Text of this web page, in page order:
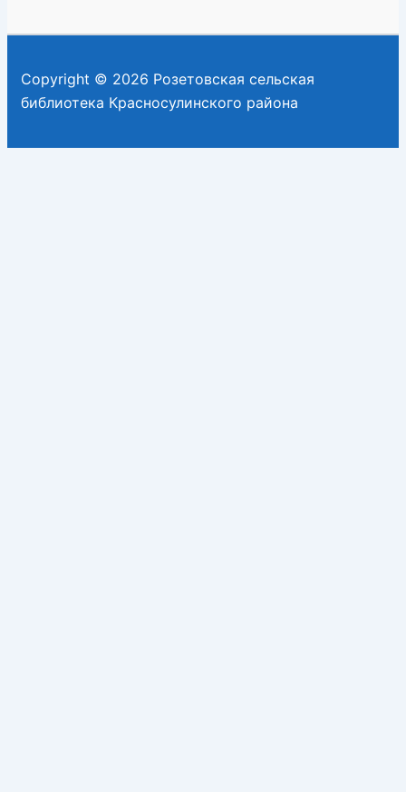
Copyright © 2026 Розетовская сельская
библиотека Красносулинского района